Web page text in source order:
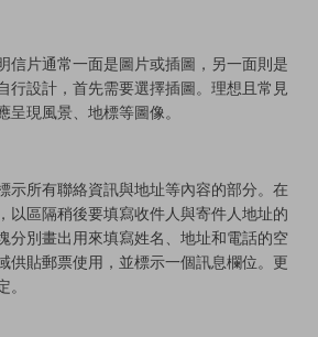
信片通常一面是圖片或插圖，另一面則是
行設計，首先需要選擇插圖。理想且常見
現風景、地標等圖像。
示所有聯絡資訊與地址等內容的部分。在
以區隔稍後要填寫收件人與寄件人地址的
分別畫出用來填寫姓名、地址和電話的空
供貼郵票使用，並標示一個訊息欄位。更